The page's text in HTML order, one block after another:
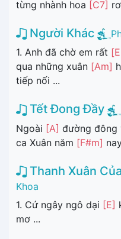
từng nhành hoa [C7]
Người Khác
1. Anh đã chờ em rất
qua những xuân [Am]
tiếp nối ...
Tết Đong Đầy
Ngoài [A] đường đông
ca Xuân năm [F#m]
Thanh Xuân
Khoa
1. Cứ ngây ngô dại [E]
mơ ...